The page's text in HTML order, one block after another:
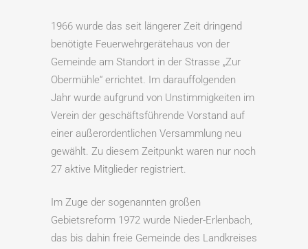
1966 wurde das seit längerer Zeit dringend
benötigte Feuerwehrgerätehaus von der
Gemeinde am Standort in der Strasse „Zur
Obermühle“ errichtet. Im darauffolgenden
Jahr wurde aufgrund von Unstimmigkeiten im
Verein der geschäftsführende Vorstand auf
einer außerordentlichen Versammlung neu
gewählt. Zu diesem Zeitpunkt waren nur noch
27 aktive Mitglieder registriert.
Im Zuge der sogenannten großen
Gebietsreform 1972 wurde Nieder-Erlenbach,
das bis dahin freie Gemeinde des Landkreises